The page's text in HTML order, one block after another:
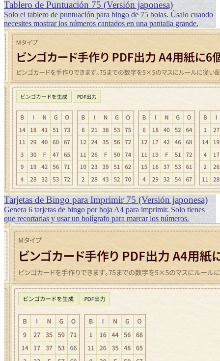
Tablero de Puntuación 75 (Versión japonesa)
Solo el tablero de puntuación para bingo de 75 bolas. Úsalo cuando
necesites mostrar los números cantados en una pantalla grande.
Tarjetas de Bingo para Imprimir 75 (Versión japonesa)
Genera 6 tarjetas de bingo por hoja A4 para imprimir. Solo tienes
que recortarlas y usar un bolígrafo para marcar los números.